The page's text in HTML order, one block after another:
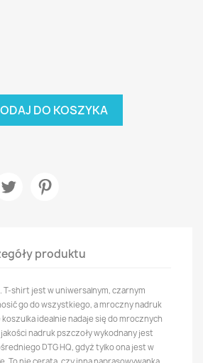
DO KOSZYKA
produktu
. T-shirt jest w uniwersalnym, czarnym
go do wszystkiego, a mroczny nadruk
idealnie nadaje się do mrocznych
nadruk pszczoły wykodnany jest
DTG HQ, gdyż tylko ona jest w